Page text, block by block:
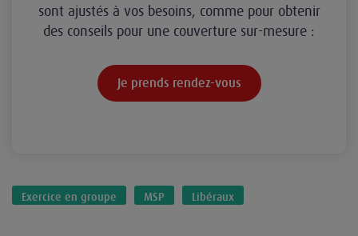
sont ajustés à vos besoins, comme pour obtenir
des conseils pour une couverture sur-mesure :
Je prends rendez-vous
Exercice en groupe MSP Libéraux